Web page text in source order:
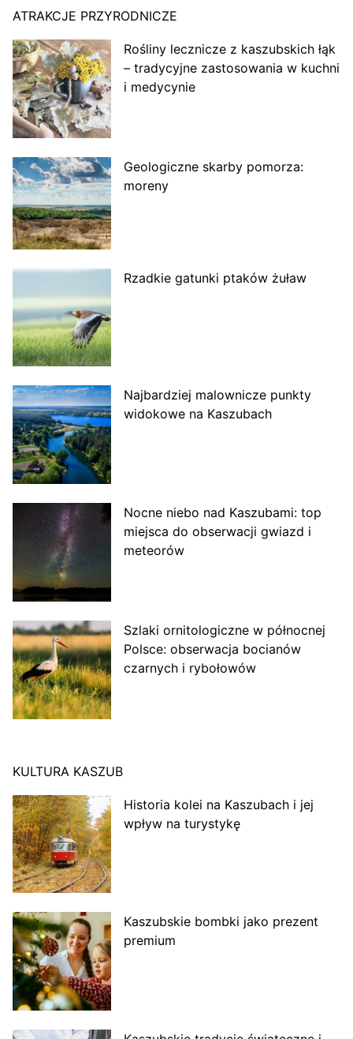
ATRAKCJE PRZYRODNICZE
Rośliny lecznicze z kaszubskich łąk
– tradycyjne zastosowania w kuchni
i medycynie
Geologiczne skarby pomorza:
moreny
Rzadkie gatunki ptaków żuław
Najbardziej malownicze punkty
widokowe na Kaszubach
Nocne niebo nad Kaszubami: top
miejsca do obserwacji gwiazd i
meteorów
Szlaki ornitologiczne w północnej
Polsce: obserwacja bocianów
czarnych i rybołowów
KULTURA KASZUB
Historia kolei na Kaszubach i jej
wpływ na turystykę
Kaszubskie bombki jako prezent
premium